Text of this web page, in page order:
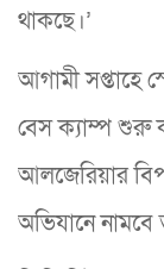
থাকছে।’
আগামী সপ্তাহে
বেস ক্যাম্প শুরু
আলজেরিয়ার
অভিযানে নামবে